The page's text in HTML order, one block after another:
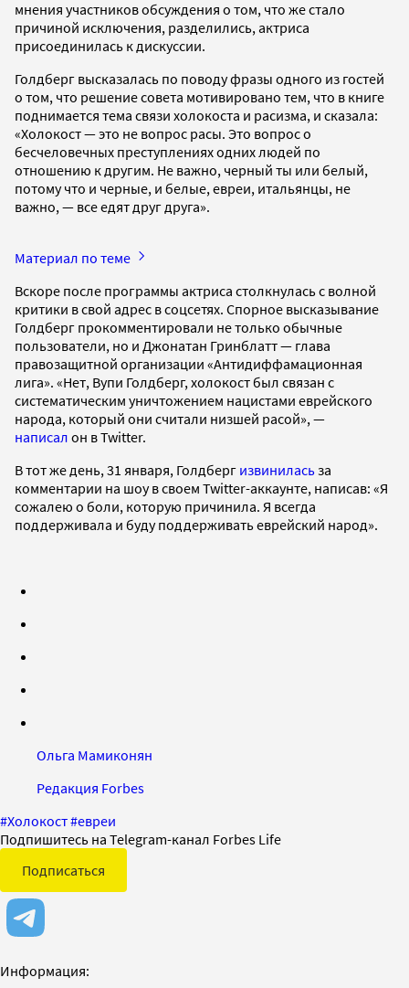
мнения участников обсуждения о том, что же стало
причиной исключения, разделились, актриса
присоединилась к дискуссии.
Голдберг высказалась по поводу фразы одного из гостей
о том, что решение совета мотивировано тем, что в книге
поднимается тема связи холокоста и расизма, и сказала:
«Холокост — это не вопрос расы. Это вопрос о
бесчеловечных преступлениях одних людей по
отношению к другим. Не важно, черный ты или белый,
потому что и черные, и белые, евреи, итальянцы, не
важно, — все едят друг друга».
Материал по теме
Вскоре после программы актриса столкнулась с волной
критики в свой адрес в соцсетях. Спорное высказывание
Голдберг прокомментировали не только обычные
пользователи, но и Джонатан Гринблатт — глава
правозащитной организации «Антидиффамационная
лига». «Нет, Вупи Голдберг, холокост был связан с
систематическим уничтожением нацистами еврейского
народа, который они считали низшей расой», —
написал он в Twitter.
В тот же день, 31 января, Голдберг извиниласьза
комментарии на шоу в своем Twitter-аккаунте, написав: «Я
сожалею о боли, которую причинила. Я всегда
поддерживала и буду поддерживать еврейский народ».
Ольга Мамиконян
Редакция Forbes
#Холокост#евреи
Подпишитесь на Telegram-канал Forbes Life
Подписаться
Информация: